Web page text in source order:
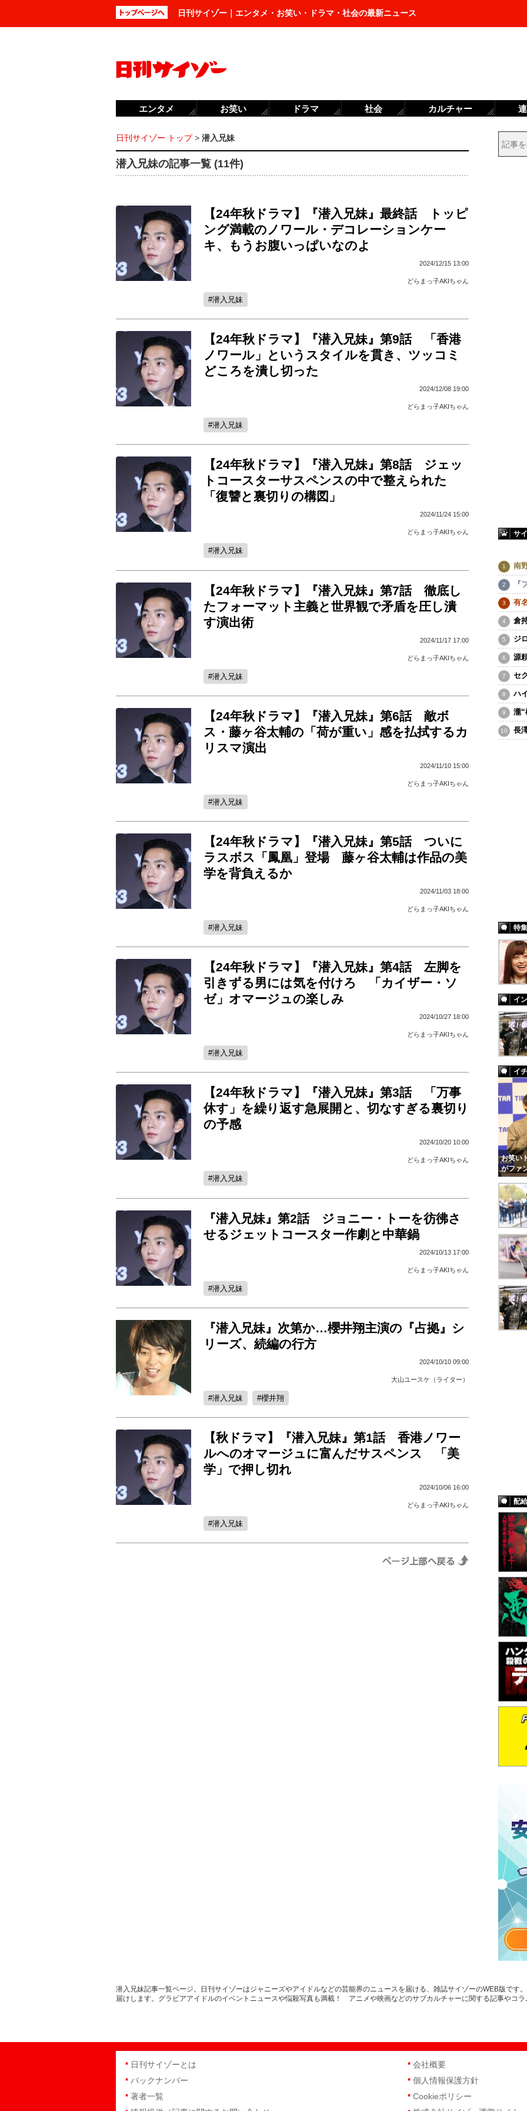
日刊サイゾー｜エンタメ・お笑い・ドラマ・社会の最新ニュース
日刊サイゾー トップ> 潜入兄妹
潜入兄妹の記事一覧 (11件)
【24年秋ドラマ】『潜入兄妹』最終話 トッピ
ング満載のノワール・デコレーションケー
キ、もうお腹いっぱいなのよ
2024/12/15 13:00
どらまっ子AKIちゃん
潜入兄妹
【24年秋ドラマ】『潜入兄妹』第9話 「香港
ノワール」というスタイルを貫き、ツッコミ
どころを潰し切った
2024/12/08 19:00
どらまっ子AKIちゃん
潜入兄妹
【24年秋ドラマ】『潜入兄妹』第8話 ジェッ
トコースターサスペンスの中で整えられた
「復讐と裏切りの構図」
2024/11/24 15:00
どらまっ子AKIちゃん
潜入兄妹
【24年秋ドラマ】『潜入兄妹』第7話 徹底し
たフォーマット主義と世界観で矛盾を圧し潰
す演出術
2024/11/17 17:00
どらまっ子AKIちゃん
潜入兄妹
【24年秋ドラマ】『潜入兄妹』第6話 敵ボ
ス・藤ヶ谷太輔の「荷が重い」感を払拭するカ
リスマ演出
2024/11/10 15:00
どらまっ子AKIちゃん
潜入兄妹
【24年秋ドラマ】『潜入兄妹』第5話 ついに
ラスボス「鳳凰」登場 藤ヶ谷太輔は作品の美
学を背負えるか
2024/11/03 18:00
どらまっ子AKIちゃん
潜入兄妹
【24年秋ドラマ】『潜入兄妹』第4話 左脚を
引きずる男には気を付けろ 「カイザー・ソ
ゼ」オマージュの楽しみ
2024/10/27 18:00
どらまっ子AKIちゃん
潜入兄妹
【24年秋ドラマ】『潜入兄妹』第3話 「万事
休す」を繰り返す急展開と、切なすぎる裏切り
の予感
2024/10/20 10:00
どらまっ子AKIちゃん
潜入兄妹
『潜入兄妹』第2話 ジョニー・トーを彷彿さ
せるジェットコースター作劇と中華鍋
2024/10/13 17:00
どらまっ子AKIちゃん
潜入兄妹
『潜入兄妹』次第か…櫻井翔主演の『占拠』シ
リーズ、続編の行方
2024/10/10 09:00
大山ユースケ（ライター）
潜入兄妹 櫻井翔
【秋ドラマ】『潜入兄妹』第1話 香港ノワー
ルへのオマージュに富んだサスペンス 「美
学」で押し切れ
2024/10/06 16:00
どらまっ子AKIちゃん
潜入兄妹
サ
南
『
有
倉
ジ
源
セ
ハ
瀧“
長
特集
イ
イ
お笑い
がファ
配
潜入兄妹記事一覧ページ。日刊サイゾーはジャニーズやアイドルなどの芸能界のニュースを届ける、雑誌サイゾーのWEB版です
届けします。グラビアアイドルのイベントニュースや悩殺写真も満載！ アニメや映画などのサブカルチャーに関する記事やコラ
エンタメ お笑い ドラマ 社会 カルチャー
日刊サイゾーとは
バックナンバー
著者一覧
会社概要
個人情報保護方針
Cookieポリシー